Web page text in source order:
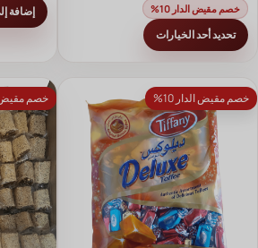
خصم مقيض الدار 10%
تحديد أحد الخيارات
إضافة
خصم مقيض الدار 10% خصم مقيض